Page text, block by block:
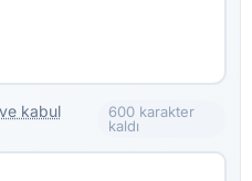
kabul
600 karakter
kaldı